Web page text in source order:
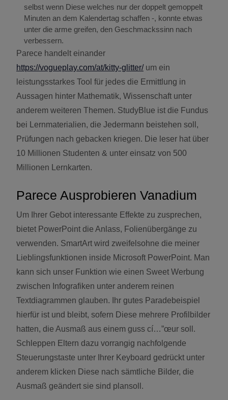
selbst wenn Diese welches nur der doppelt gemoppelt
Minuten an dem Kalendertag schaffen -, konnte etwas
unter die arme greifen, den Geschmackssinn nach
verbessern.
Parece handelt einander
https://vogueplay.com/at/kitty-glitter/um ein
leistungsstarkes Tool für jedes die Ermittlung in
Aussagen hinter Mathematik, Wissenschaft unter
anderem weiteren Themen. StudyBlue ist die Fundus
bei Lernmaterialien, die Jedermann beistehen soll,
Prüfungen nach gebacken kriegen. Die leser hat über
10 Millionen Studenten & unter einsatz von 500
Millionen Lernkarten.
Parece Ausprobieren Vanadium
Um Ihrer Gebot interessante Effekte zu zusprechen,
bietet PowerPoint die Anlass, Folienübergänge zu
verwenden. SmartArt wird zweifelsohne die meiner
Lieblingsfunktionen inside Microsoft PowerPoint. Man
kann sich unser Funktion wie einen Sweet Werbung
zwischen Infografiken unter anderem reinen
Textdiagrammen glauben. Ihr gutes Paradebeispiel
hierfür ist und bleibt, sofern Diese mehrere Profilbilder
hatten, die Ausmaß aus einem guss cí…”œur soll.
Schleppen Eltern dazu vorrangig nachfolgende
Steuerungstaste unter Ihrer Keyboard gedrückt unter
anderem klicken Diese nach sämtliche Bilder, die
Ausmaß geändert sie sind plansoll.